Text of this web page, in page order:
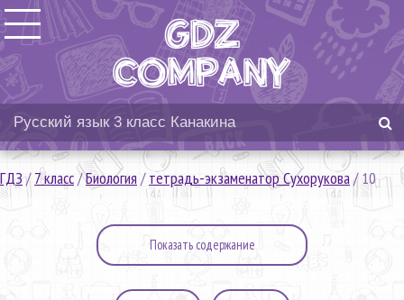
ГДЗ/7 класс/Биология /тетрадь-экзаменатор Сухорукова/10
Показать содержание